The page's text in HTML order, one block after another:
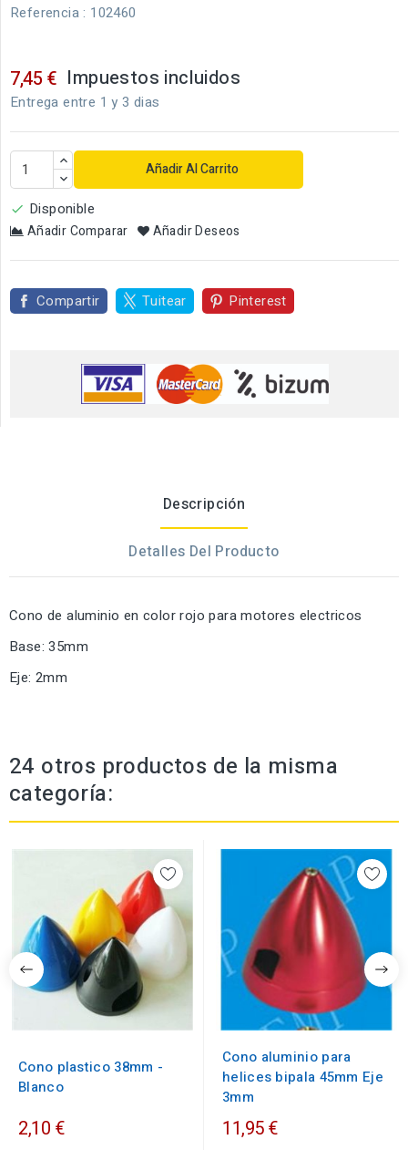
Referencia : 102460
7,45 € Impuestos incluidos
Entrega entre 1 y 3 dias
Añadir Al Carrito
 Disponible
Añadir Comparar Añadir Deseos
Compartir Tuitear Pinterest
Descripción
Detalles Del Producto
Cono de aluminio en color rojo para motores electricos
Base: 35mm
Eje: 2mm
24 otros productos de la misma
categoría:
Cono plastico 38mm -
Blanco
2,10 €
Cono aluminio para
helices bipala 45mm Eje
3mm
11,95 €